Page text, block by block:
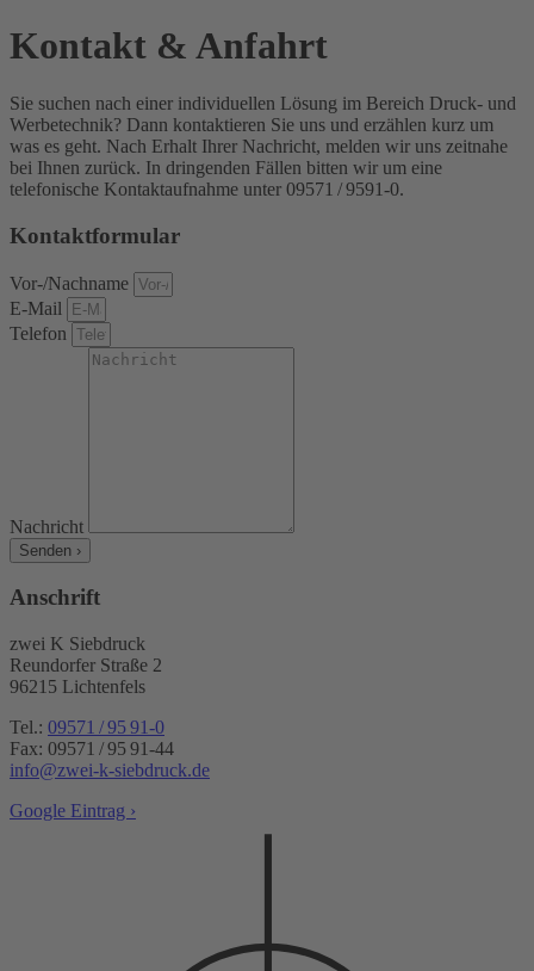
Kontakt & Anfahrt
Sie suchen nach einer individuellen Lösung im Bereich Druck- und
Werbetechnik? Dann kontaktieren Sie uns und erzählen kurz um
was es geht. Nach Erhalt Ihrer Nachricht, melden wir uns zeitnahe
bei Ihnen zurück. In dringenden Fällen bitten wir um eine
telefonische Kontaktaufnahme unter 09571 / 9591-0.
Kontaktformular
Vor-/Nachname
E-Mail
Telefon
Nachricht
Senden ›
Anschrift
zwei K Siebdruck
Reundorfer Straße 2
96215 Lichtenfels
Tel.: 09571 / 95 91-0
Fax: 09571 / 95 91-44
info@zwei-k-siebdruck.de
Google Eintrag ›